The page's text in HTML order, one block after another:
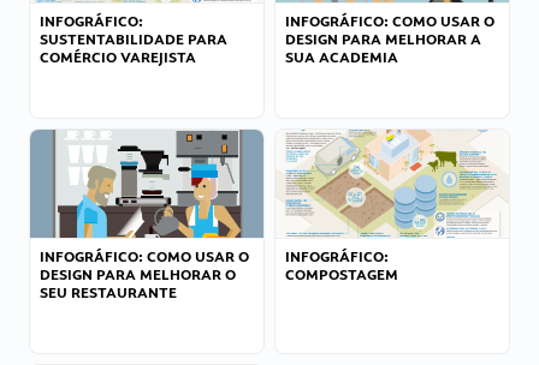
INFOGRÁFICO:
SUSTENTABILIDADE PARA
COMÉRCIO VAREJISTA
INFOGRÁFICO: COMO USAR O
DESIGN PARA MELHORAR A
SUA ACADEMIA
INFOGRÁFICO: COMO USAR O
DESIGN PARA MELHORAR O
SEU RESTAURANTE
INFOGRÁFICO:
COMPOSTAGEM